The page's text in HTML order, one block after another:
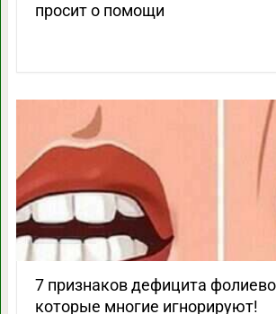
просит о помощи
7 признаков дефицита
которые многие игнорируют!